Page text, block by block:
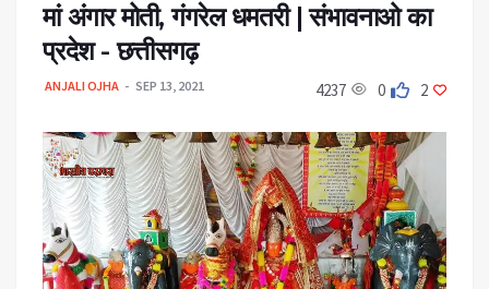
मां अंगार मोती, गंगरेल धमतरी | संभावनाओ का
प्रदेश - छत्तीसगढ़
ANJALI OJHA SEP 13, 2021